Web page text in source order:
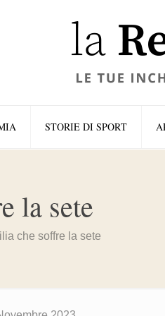
STORIE DI SPORT
la sete
che soffre la sete